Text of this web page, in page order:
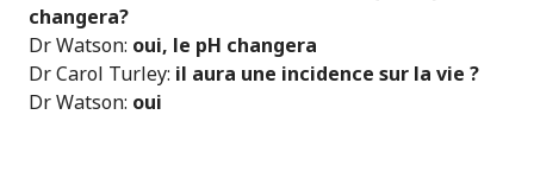
changera?
Dr Watson: oui, le pH changera
Dr Carol Turley: il aura une incidence sur la vie ?
Dr Watson: oui